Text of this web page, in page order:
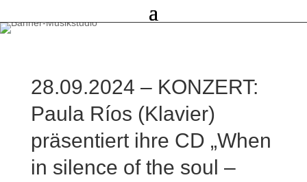
28.09.2024 – KONZERT:
Paula Ríos (Klavier)
präsentiert ihre CD „When
in silence of the soul –